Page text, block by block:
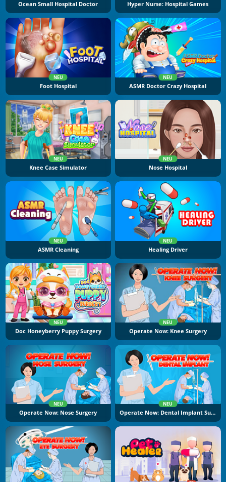
Ocean Small Hospital Doctor Hyper Nurse: Hospital Games
NEU
Foot Hospital
NEU
ASMR Doctor Crazy Hospital
NEU
Knee Case Simulator
NEU
Nose Hospital
NEU
ASMR Cleaning
NEU
Healing Driver
NEU
Doc Honeyberry Puppy Surgery
NEU
Operate Now: Knee Surgery
NEU
Operate Now: Nose Surgery
NEU
Operate Now: Dental Implant Surgery